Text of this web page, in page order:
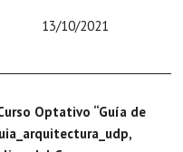
13/10/2021
Optativo “Guía de
,